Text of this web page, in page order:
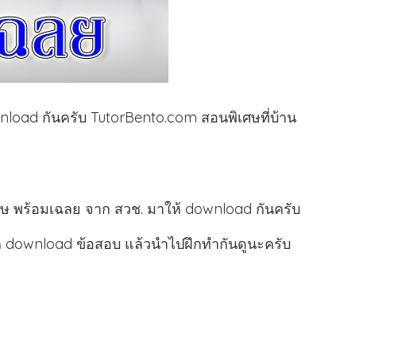
กันครับ TutorBento.com สอนพิเศษที่บ้าน
ร้อมเฉลย จาก สวช. มาให้ download กันครับ
ข้อสอบ แล้วนำไปฝึกทำกันดูนะครับ